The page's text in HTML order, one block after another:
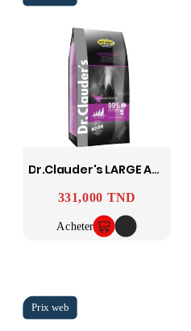
Dr.clauder's LARGE ADULT PERFORMANCE 20 KG
Prix
331,000 TND
Acheter